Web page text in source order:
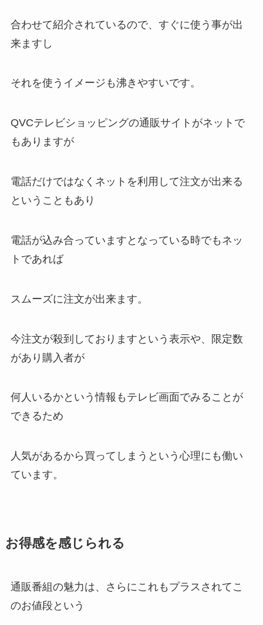
合わせて紹介されているので、すぐに使う事が出
来ますし
それを使うイメージも沸きやすいです。
QVCテレビショッピングの通販サイトがネットで
もありますが
電話だけではなくネットを利用して注文が出来る
ということもあり
電話が込み合っていますとなっている時でもネッ
トであれば
スムーズに注文が出来ます。
今注文が殺到しておりますという表示や、限定数
があり購入者が
何人いるかという情報もテレビ画面でみることが
できるため
人気があるから買ってしまうという心理にも働い
ています。
お得感を感じられる
通販番組の魅力は、さらにこれもプラスされてこ
のお値段という